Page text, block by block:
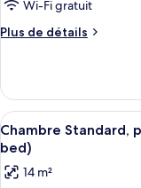
type
de
Chambre
Supérieure,
1
lit
double
Wi-Fi gratuit
Plus de détails
Plus
le
type
de
chambre
Chambre
Supérieure,
Afficher
toutes
les
photos
7
Chambre Standard,
bed)
14 m²